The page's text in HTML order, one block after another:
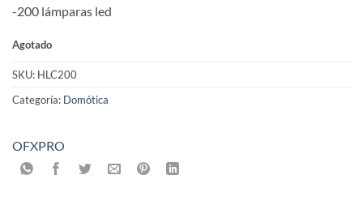
-200 lámparas led
Agotado
SKU: HLC200
Categoría: Domótica
OFXPRO